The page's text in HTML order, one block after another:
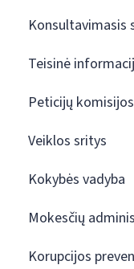
Konsultavimasis
Teisinė
Peticijų
Veiklos sritys
Kokybės vadyba
Mokesčių
Korupcijos